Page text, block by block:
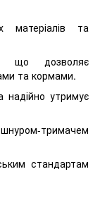
матеріалів та
що дозволяє
та кормами.
надійно утримує
тримачем
стандартам